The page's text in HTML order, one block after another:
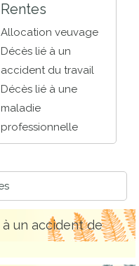
Rentes
Allocation veuvage
Décès lié à un
accident du travail
Décès lié à une
maladie
professionnelle
un accident de